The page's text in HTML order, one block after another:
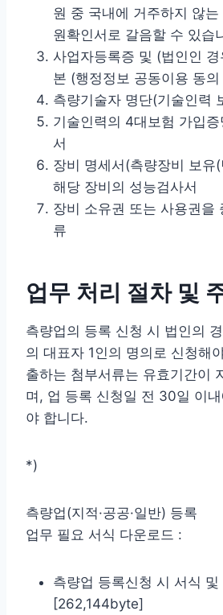
원 중 국내에 거주하지 않
원확인서로 갈음할 수 있습
사업자등록증 및 (법인인
본 (행정정보 공동이용 동
측량기술자 명단(기술인력
기술인력의 4대보험 가입
서
장비 명세서(측량장비 보유
해당 장비의 성능검사서
장비 소유권 또는 사용권을
류
업무 처리 절차 및
측량업의 등록 신청 시 법인의
의 대표자 1인의 명의로 신청해
출하는 첨부서류는 유효기간이
며, 업 등록 신청일 전 30일 이
야 합니다.
*)
측량업(지적·공공·일반) 등록
업무 필요 서식 다운로드 :
측량업 등록신청 시 서식
[262,144byte]